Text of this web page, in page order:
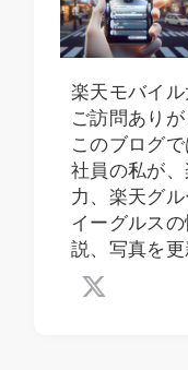
楽天モバイル
ご訪問ありが
このブログ
社員の私が
力、楽天グ
イーグルス
説、写真を更